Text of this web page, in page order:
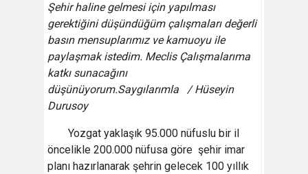
Şehir haline gelmesi için yapılması
gerektiğini düşündüğüm çalışmaları değerli
basın mensuplarımız ve kamuoyu ile
paylaşmak istedim. Meclis Çalışmalarıma
katkı sunacağını
düşünüyorum.Saygılarımla / Hüseyin
Durusoy
Yozgat yaklaşık 95.000 nüfuslu bir il
öncelikle 200.000 nüfusa göre şehir imar
planı hazırlanarak şehrin gelecek 100 yıllık